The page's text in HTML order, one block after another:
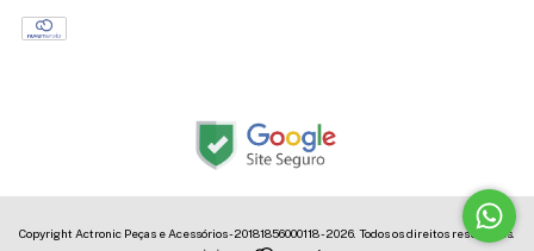
Copyright Actronic Peças e Acessórios - 20181856000118 - 2026. Todos os direitos reservados.